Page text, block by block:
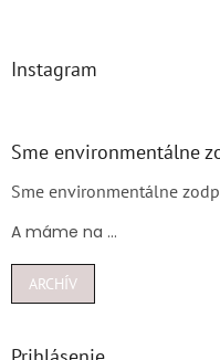
Instagram
Sme environmentálne
Sme environmentálne
A máme na ...
ARCHÍV